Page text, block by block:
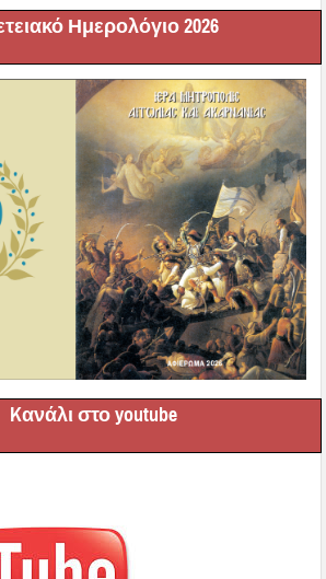
Ημερολόγιο 2026
Kανάλι στο youtube